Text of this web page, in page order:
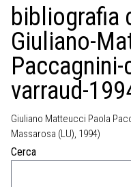
INFO
CONTATTI
DIDATTICA
SHOP
LE COLLEZIONI
GLI AUTORI
LORENZO VIANI
MOSTRE
bibliografia
Giuliano-
varraud-
Giuliano Matteucci Paola
Massarosa (LU), 1994)
Cerca